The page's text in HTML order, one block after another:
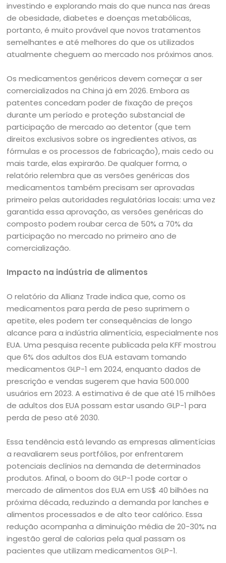
investindo e explorando mais do que nunca nas áreas
de obesidade, diabetes e doenças metabólicas,
portanto, é muito provável que novos tratamentos
semelhantes e até melhores do que os utilizados
atualmente cheguem ao mercado nos próximos anos.
Os medicamentos genéricos devem começar a ser
comercializados na China já em 2026. Embora as
patentes concedam poder de fixação de preços
durante um período e proteção substancial de
participação de mercado ao detentor (que tem
direitos exclusivos sobre os ingredientes ativos, as
fórmulas e os processos de fabricação), mais cedo ou
mais tarde, elas expirarão. De qualquer forma, o
relatório relembra que as versões genéricas dos
medicamentos também precisam ser aprovadas
primeiro pelas autoridades regulatórias locais: uma vez
garantida essa aprovação, as versões genéricas do
composto podem roubar cerca de 50% a 70% da
participação no mercado no primeiro ano de
comercialização.
Impacto na indústria de alimentos
O relatório da Allianz Trade indica que, como os
medicamentos para perda de peso suprimem o
apetite, eles podem ter consequências de longo
alcance para a indústria alimentícia, especialmente nos
EUA. Uma pesquisa recente publicada pela KFF mostrou
que 6% dos adultos dos EUA estavam tomando
medicamentos GLP-1 em 2024, enquanto dados de
prescrição e vendas sugerem que havia 500.000
usuários em 2023. A estimativa é de que até 15 milhões
de adultos dos EUA possam estar usando GLP-1 para
perda de peso até 2030.
Essa tendência está levando as empresas alimentícias
a reavaliarem seus portfólios, por enfrentarem
potenciais declínios na demanda de determinados
produtos. Afinal, o boom do GLP-1 pode cortar o
mercado de alimentos dos EUA em US$ 40 bilhões na
próxima década, reduzindo a demanda por lanches e
alimentos processados e de alto teor calórico. Essa
redução acompanha a diminuição média de 20-30% na
ingestão geral de calorias pela qual passam os
pacientes que utilizam medicamentos GLP-1.